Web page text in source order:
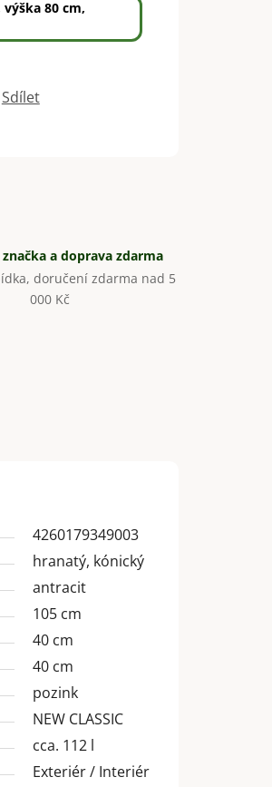
výška 80 cm,
Sdílet
a doprava zdarma
doručení zdarma nad 5
000 Kč
4260179349003
hranatý, kónický
antracit
105 cm
40 cm
40 cm
pozink
NEW CLASSIC
cca. 112 l
Exteriér / Interiér